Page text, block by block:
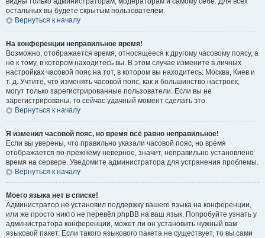
остальных вы будете скрытым пользователем.
Вернуться к началу
На конференции неправильное время!
Возможно, отображается время, относящееся к другому часовому поясу, а
не к тому, в котором находитесь вы. В этом случае измените в личных
настройках часовой пояс на тот, в котором вы находитесь: Москва, Киев и
т. д. Учтите, что изменять часовой пояс, как и большинство настроек,
могут только зарегистрированные пользователи. Если вы не
зарегистрированы, то сейчас удачный момент сделать это.
Вернуться к началу
Я изменил часовой пояс, но время всё равно неправильное!
Если вы уверены, что правильно указали часовой пояс, но время
отображается по-прежнему неверное, значит, неправильно установлено
время на сервере. Уведомите администратора для устранения проблемы.
Вернуться к началу
Моего языка нет в списке!
Администратор не установил поддержку вашего языка на конференции,
или же просто никто не перевёл phpBB на ваш язык. Попробуйте узнать у
администратора конференции, может ли он установить нужный вам
языковой пакет. Если такого языкового пакета не существует, то вы сами